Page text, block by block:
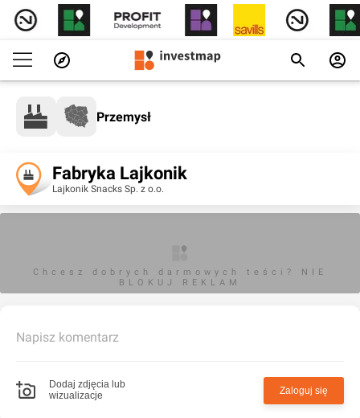
Przemysł
Fabryka Lajkonik
Lajkonik Snacks Sp. z o.o.
Chcesz dobrych darmowych teści? NIE
BLOKUJ REKLAM
Napisz komentarz
Dodaj zdjęcia lub
wizualizacje
Zaloguj się